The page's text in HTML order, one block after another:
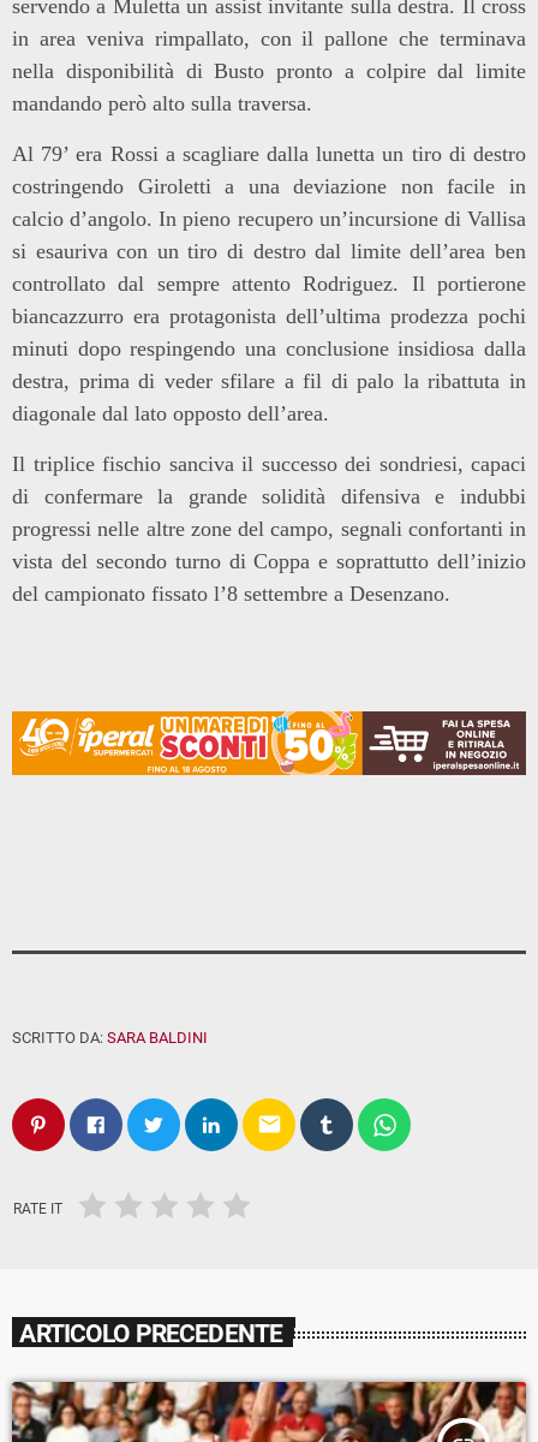
servendo a Muletta un assist invitante sulla destra. Il cross
in area veniva rimpallato, con il pallone che terminava
nella disponibilità di Busto pronto a colpire dal limite
mandando però alto sulla traversa.
Al 79’ era Rossi a scagliare dalla lunetta un tiro di destro
costringendo Giroletti a una deviazione non facile in
calcio d’angolo. In pieno recupero un’incursione di Vallisa
si esauriva con un tiro di destro dal limite dell’area ben
controllato dal sempre attento Rodriguez. Il portierone
biancazzurro era protagonista dell’ultima prodezza pochi
minuti dopo respingendo una conclusione insidiosa dalla
destra, prima di veder sfilare a fil di palo la ribattuta in
diagonale dal lato opposto dell’area.
Il triplice fischio sanciva il successo dei sondriesi, capaci
di confermare la grande solidità difensiva e indubbi
progressi nelle altre zone del campo, segnali confortanti in
vista del secondo turno di Coppa e soprattutto dell’inizio
del campionato fissato l’8 settembre a Desenzano.
SCRITTO DA: SARA BALDINI
email
RATE IT
ARTICOLO PRECEDENTE